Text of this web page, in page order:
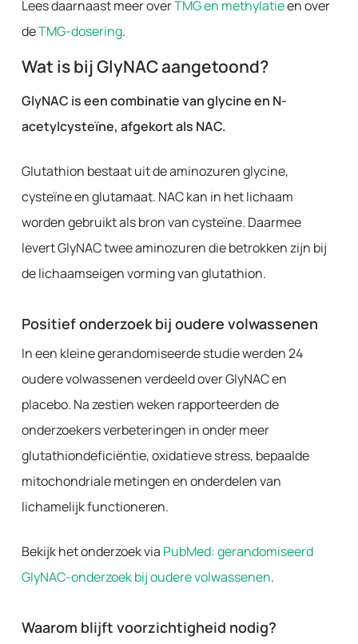
Lees daarnaast meer overTMG en methylatieen over
deTMG-dosering.
Wat is bij GlyNAC aangetoond?
GlyNAC is een combinatie van glycine en N-
acetylcysteïne, afgekort als NAC.
Glutathion bestaat uit de aminozuren glycine,
cysteïne en glutamaat. NAC kan in het lichaam
worden gebruikt als bron van cysteïne. Daarmee
levert GlyNAC twee aminozuren die betrokken zijn bij
de lichaamseigen vorming van glutathion.
Positief onderzoek bij oudere volwassenen
In een kleine gerandomiseerde studie werden 24
oudere volwassenen verdeeld over GlyNAC en
placebo. Na zestien weken rapporteerden de
onderzoekers verbeteringen in onder meer
glutathiondeficiëntie, oxidatieve stress, bepaalde
mitochondriale metingen en onderdelen van
lichamelijk functioneren.
Bekijk het onderzoek via PubMed: gerandomiseerd
GlyNAC-onderzoek bij oudere volwassenen.
Waarom blijft voorzichtigheid nodig?